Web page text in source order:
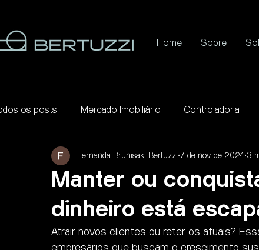
Home Sobre
os posts Mercado Imobiliário Controladoria
Manter ou
dinheiro está
Fernanda Brunisaki Bertuzzi 7 de nov. de 2024 3
Atrair novos clientes ou reter os atuais?
empresários que buscam o crescimento